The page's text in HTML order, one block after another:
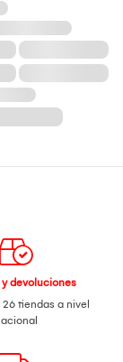
devoluciones
26 tiendas a nivel